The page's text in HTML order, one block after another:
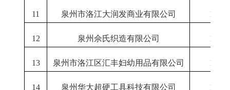
11 泉州市洛江大润发商业有限公司 1-12
12 泉州佘氏织造有限公司 1-12
13 泉州市洛江区汇丰妇幼用品有限公司 1-12
14 泉州华大超硬工具科技有限公司 1-12